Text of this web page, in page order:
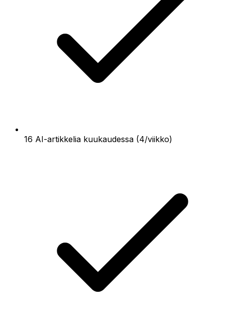
16 AI-artikkelia kuukaudessa (4/viikko)